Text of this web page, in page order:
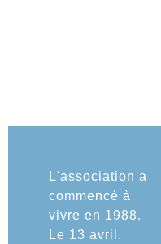
L'association a
commencé à
vivre en 1988.
Le 13 avril.